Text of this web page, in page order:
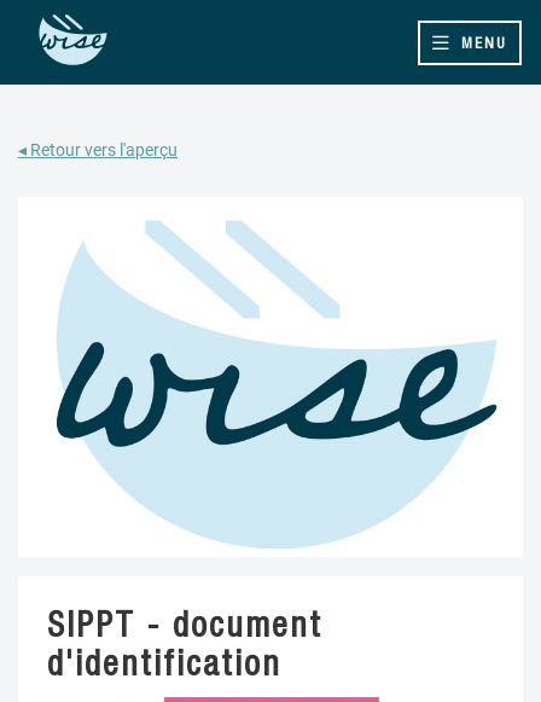
MENU
◂ Retour vers l'aperçu
SIPPT - document
d'identification